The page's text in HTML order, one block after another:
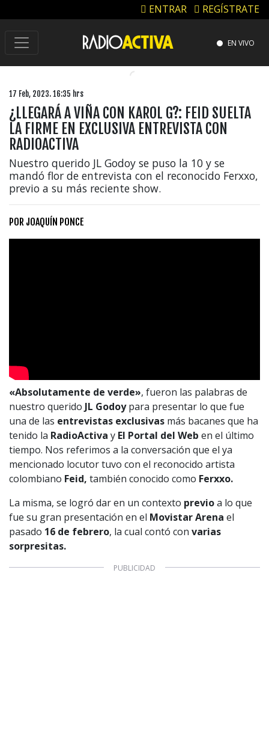
ENTRAR REGÍSTRATE
EN VIVO
17 Feb, 2023. 16:35 hrs
¿LLEGARÁ A VIÑA CON KAROL G?: FEID SUELTA
LA FIRME EN EXCLUSIVA ENTREVISTA CON
RADIOACTIVA
Nuestro querido JL Godoy se puso la 10 y se
mandó flor de entrevista con el reconocido Ferxxo,
previo a su más reciente show.
POR JOAQUÍN PONCE
«Absolutamente de verde», fueron las palabras de
nuestro querido JL Godoypara presentar lo que fue
una de las entrevistas exclusivas más bacanes que ha
tenido la RadioActiva y El Portal del Web en el último
tiempo. Nos referimos a la conversación que el ya
mencionado locutor tuvo con el reconocido artista
colombiano Feid, también conocido como Ferxxo.
La misma, se logró dar en un contexto previoa lo que
fue su gran presentación en el Movistar Arena el
pasado 16 de febrero, la cual contó con varias
sorpresitas.